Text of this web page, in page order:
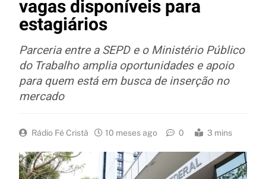
vagas disponíveis para
estagiários
Parceria entre a SEPD e o Ministério Público
do Trabalho amplia oportunidades e apoio
para quem está em busca de inserção no
mercado
Rádio Fé Cristã 10 meses ago 0 3 mins